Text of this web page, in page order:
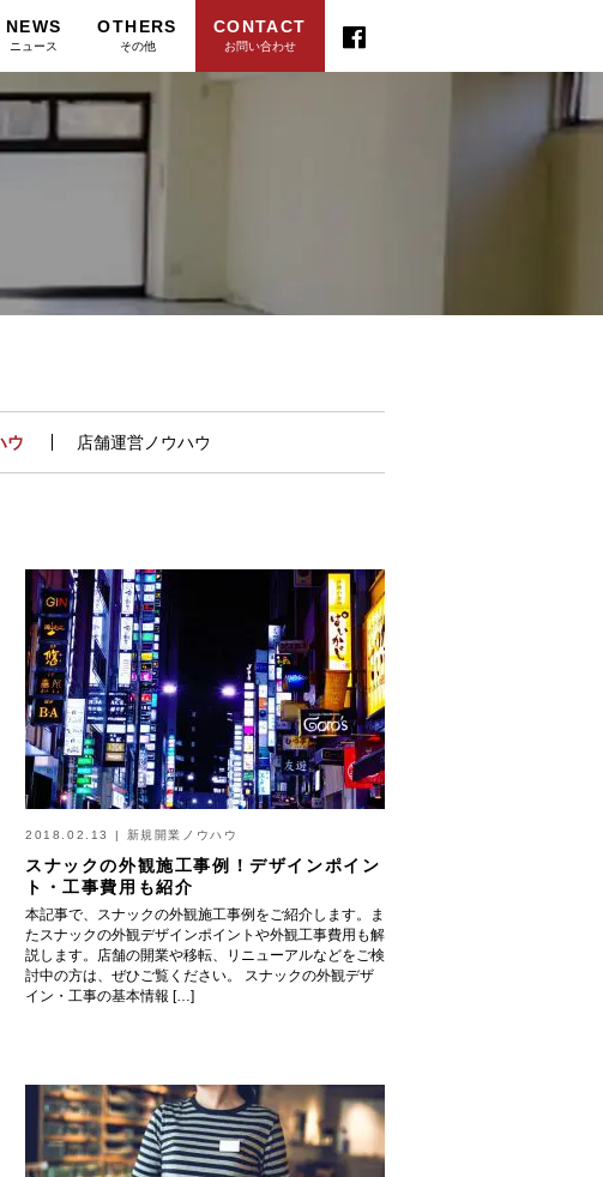
NEWS
ニュース
OTHERS
その他
CONTACT
お問い合わせ
ウ 店舗運営ノウハウ
2018.02.13 | 新規開業ノウハウ
スナックの外観施工事例！デザインポイン
ト・工事費用も紹介
本記事で、スナックの外観施工事例をご紹介します。ま
たスナックの外観デザインポイントや外観工事費用も解
説します。店舗の開業や移転、リニューアルなどをご検
討中の方は、ぜひご覧ください。 スナックの外観デザ
イン・工事の基本情報 […]